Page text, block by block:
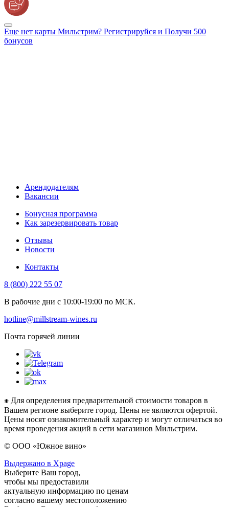
Еще нет карты Мильстрим? Регистрируйся и Получи 500
бонусов
Арендодателям
Вакансии
Бонусная программа
Как зарезервировать товар
Отзывы
Новости
Контакты
8 (800) 222 55 07
В рабочие дни с 10:00-19:00 по МСК.
hotline@millstream-wines.ru
Почта горячей линии
⁕ Для определения предварительной стоимости товаров в
Вашем регионе выберите город. Цены не являются офертой.
Цены носят ознакомительный характер и могут отличаться во
время проведения акций в сети магазинов Мильстрим.
© ООО «Южное вино»
Выдержано в Xpage
Выберите Ваш город,
чтобы мы предоставили
актуальную информацию по ценам
согласно вашему местоположению